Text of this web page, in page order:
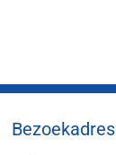
Bezoekadres